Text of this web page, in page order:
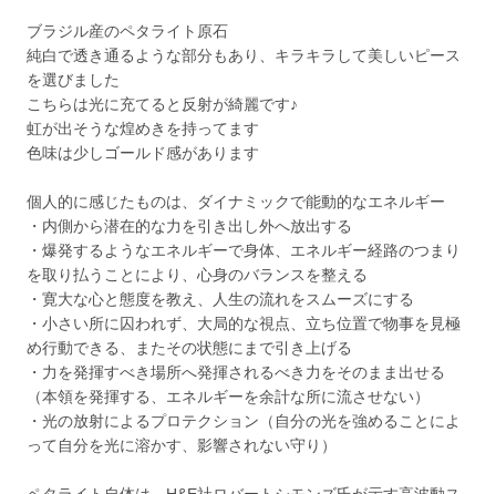
ブラジル産のペタライト原石
純白で透き通るような部分もあり、キラキラして美しいピース
を選びました
こちらは光に充てると反射が綺麗です♪
虹が出そうな煌めきを持ってます
色味は少しゴールド感があります
個人的に感じたものは、ダイナミックで能動的なエネルギー
・内側から潜在的な力を引き出し外へ放出する
・爆発するようなエネルギーで身体、エネルギー経路のつまり
を取り払うことにより、心身のバランスを整える
・寛大な心と態度を教え、人生の流れをスムーズにする
・小さい所に囚われず、大局的な視点、立ち位置で物事を見極
め行動できる、またその状態にまで引き上げる
・力を発揮すべき場所へ発揮されるべき力をそのまま出せる
（本領を発揮する、エネルギーを余計な所に流させない）
・光の放射によるプロテクション（自分の光を強めることによ
って自分を光に溶かす、影響されない守り）